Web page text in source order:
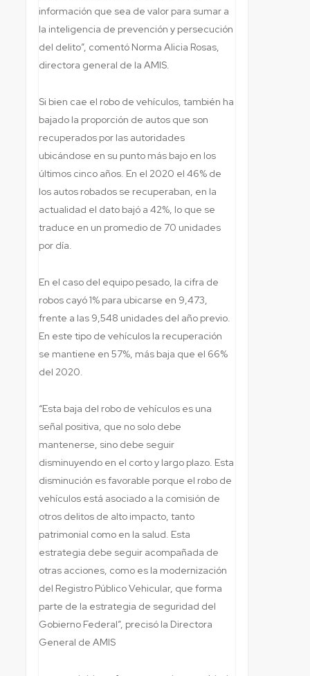
información que sea de valor para sumar a
la inteligencia de prevención y persecución
del delito”, comentó Norma Alicia Rosas,
directora general de la AMIS.
Si bien cae el robo de vehículos, también ha
bajado la proporción de autos que son
recuperados por las autoridades
ubicándose en su punto más bajo en los
últimos cinco años. En el 2020 el 46% de
los autos robados se recuperaban, en la
actualidad el dato bajó a 42%, lo que se
traduce en un promedio de 70 unidades
por día.
En el caso del equipo pesado, la cifra de
robos cayó 1% para ubicarse en 9,473,
frente a las 9,548 unidades del año previo.
En este tipo de vehículos la recuperación
se mantiene en 57%, más baja que el 66%
del 2020.
“Esta baja del robo de vehículos es una
señal positiva, que no solo debe
mantenerse, sino debe seguir
disminuyendo en el corto y largo plazo. Esta
disminución es favorable porque el robo de
vehículos está asociado a la comisión de
otros delitos de alto impacto, tanto
patrimonial como en la salud. Esta
estrategia debe seguir acompañada de
otras acciones, como es la modernización
del Registro Público Vehicular, que forma
parte de la estrategia de seguridad del
Gobierno Federal”, precisó la Directora
General de AMIS